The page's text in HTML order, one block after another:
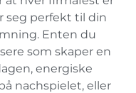
seg perfekt til din
Enten du
som skaper en
energiske
nachspielet, eller